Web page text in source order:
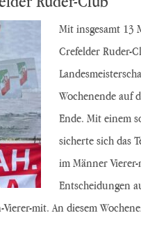
Mit insgesamt 13
Crefelder Ruder-
Wochenende auf
Ende. Mit einem
sicherte sich das
im Männer
Entscheidungen
mit. An diesem